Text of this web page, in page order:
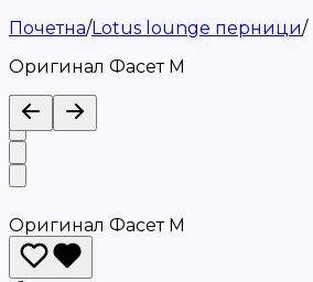
Почетна/Lotus lounge перници/
Оригинал Фасет M
Оригинал Фасет M